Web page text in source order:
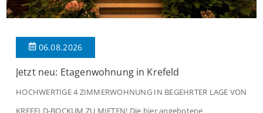
06.08.2026
Jetzt neu: Etagenwohnung in Krefeld
HOCHWERTIGE 4 ZIMMERWOHNUNG IN BEGEHRTER LAGE VON
KREFELD-BOCKUM ZU MIETEN! Die hier angebotene